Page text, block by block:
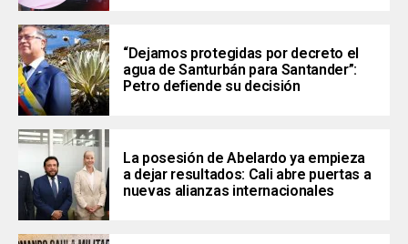
“Dejamos protegidas por decreto el
agua de Santurbán para Santander”:
Petro defiende su decisión
La posesión de Abelardo ya empieza
a dejar resultados: Cali abre puertas a
nuevas alianzas internacionales